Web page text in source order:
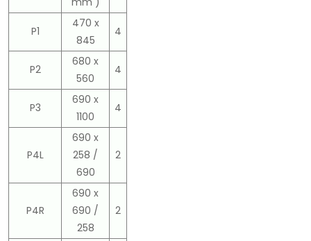
P1
470 x
845
4
P2
680 x
560
4
P3
690 x
1100
4
P4L
690 x
258 /
690
2
P4R
690 x
690 /
258
2